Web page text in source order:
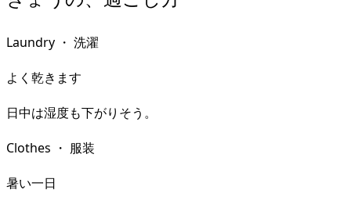
Laundry ・ 洗濯
よく乾きます
日中は湿度も下がりそう。
Clothes ・ 服装
暑い一日